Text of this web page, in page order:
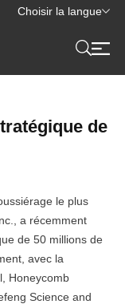
Choisir la langue
de
le plus
a récemment
de 50 millions de
avec la
Honeycomb
Science and